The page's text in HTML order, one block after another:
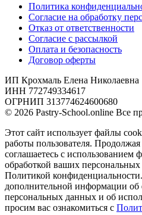
Политика
Согласие на обработку
Отказ от ответственности
Согласие с рассылкой
Оплата и безопасность
Договор оферты
ИП Крохмаль Елена Николаевна
ИНН 772749334617
ОГРНИП 313774624600680
© 2026 Pastry-School.online Все
Этот сайт использует файлы
работы пользователя.
соглашаетесь с использованием
обработкой ваших
Политикой
дополнительной информации об
персональных данных и об
просим вас ознакомиться с